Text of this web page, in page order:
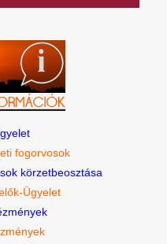
fogorvosok
körzetbeosztása
Ügyelet